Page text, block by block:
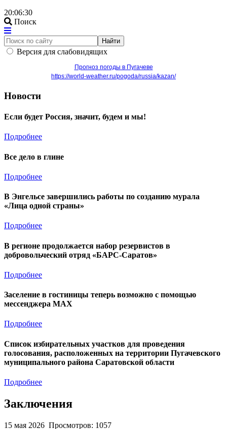
20:06:30
Поиск
Найти
Версия для слабовидящих
Прогноз погоды в Пугачеве
https://world-weather.ru/pogoda/russia/kazan/
Новости
Если будет Россия, значит, будем и мы!
Подробнее
Все дело в глине
Подробнее
В Энгельсе завершились работы по созданию мурала
«Лица одной страны»
Подробнее
В регионе продолжается набор резервистов в
добровольческий отряд «БАРС-Саратов»
Подробнее
Заселение в гостиницы теперь возможно с помощью
мессенджера MAX
Подробнее
Список избирательных участков для проведения
голосования, расположенных на территории Пугачевского
муниципального района Саратовской области
Подробнее
Заключения
15 мая 2026 Просмотров: 1057